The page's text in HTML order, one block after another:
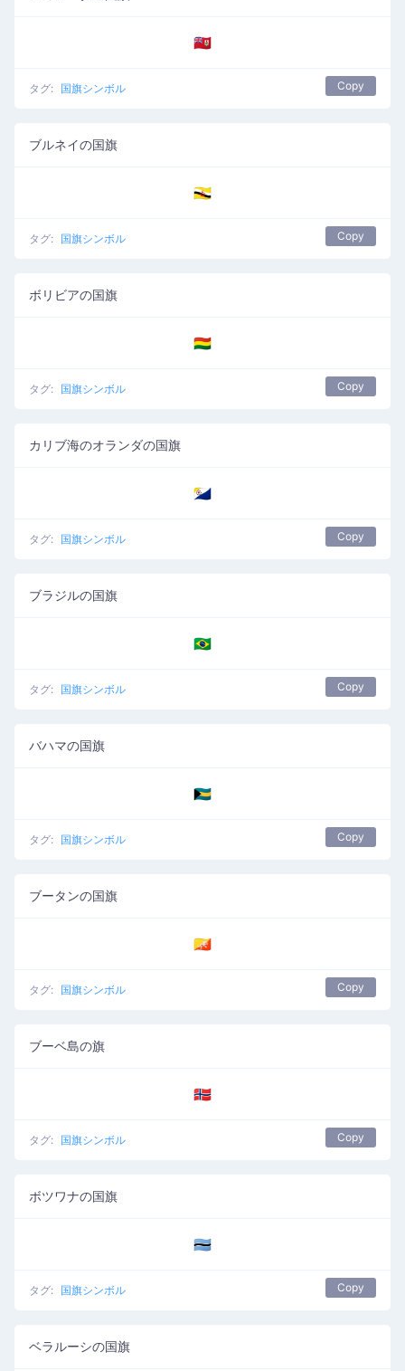
🇧🇲
タグ: 国旗シンボル Copy
ブルネイの国旗
🇧🇳
タグ: 国旗シンボル Copy
ボリビアの国旗
🇧🇴
タグ: 国旗シンボル Copy
カリブ海のオランダの国旗
🇧🇶
タグ: 国旗シンボル Copy
ブラジルの国旗
🇧🇷
タグ: 国旗シンボル Copy
バハマの国旗
🇧🇸
タグ: 国旗シンボル Copy
ブータンの国旗
🇧🇹
タグ: 国旗シンボル Copy
ブーベ島の旗
🇧🇻
タグ: 国旗シンボル Copy
ボツワナの国旗
🇧🇼
タグ: 国旗シンボル Copy
ベラルーシの国旗